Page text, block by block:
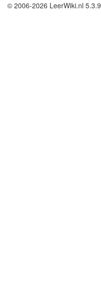
© 2006-2026 LeerWiki.nl 5.3.9